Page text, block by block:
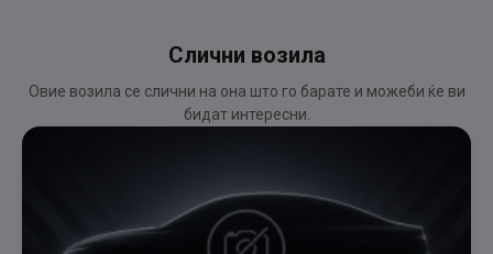
Слични возила
Овие возила се слични на она што го барате и можеби ќе ви
бидат интересни.